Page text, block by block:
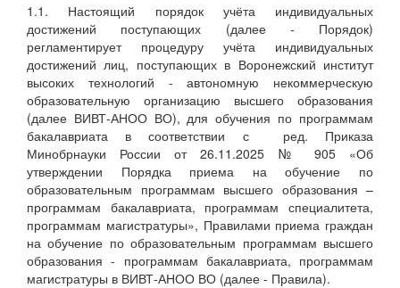
1.1. Настоящий порядок учёта индивидуальных
достижений поступающих (далее - Порядок)
регламентирует процедуру учёта индивидуальных
достижений лиц, поступающих в Воронежский институт
высоких технологий - автономную некоммерческую
образовательную организацию высшего образования
(далее ВИВТ-АНОО ВО), для обучения по программам
бакалавриата в соответствии с ред. Приказа
Минобрнауки России от 26.11.2025 № 905 «Об
утверждении Порядка приема на обучение по
образовательным программам высшего образования –
программам бакалавриата, программам специалитета,
программам магистратуры», Правилами приема граждан
на обучение по образовательным программам высшего
образования - программам бакалавриата, программам
магистратуры в ВИВТ-АНОО ВО (далее - Правила).